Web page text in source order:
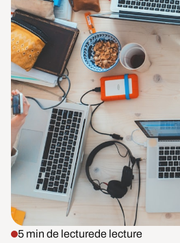
5 min de lecturede lecture